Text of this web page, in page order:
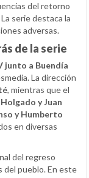
del retorno
serie destaca la
adversas.
de la serie
junto a Buendía
La dirección
, mientras que el
y Juan
y Humberto
en diversas
del regreso
del pueblo. En este